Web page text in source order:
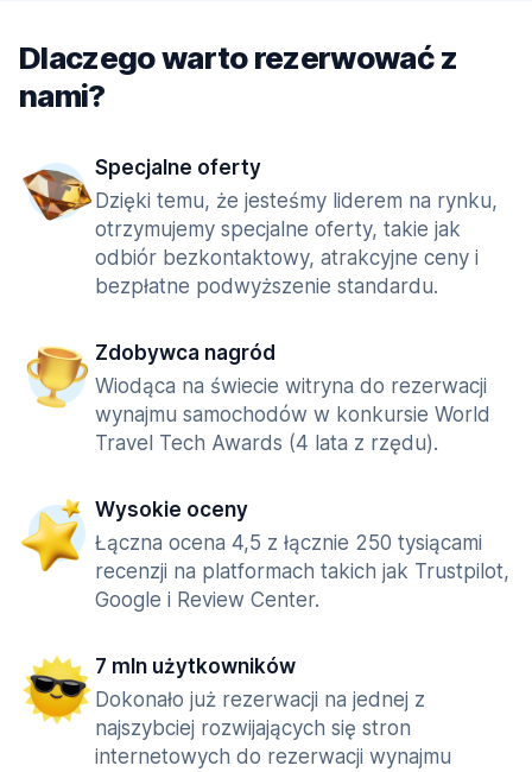
Dlaczego warto rezerwować z
nami?
Specjalne oferty
Dzięki temu, że jesteśmy liderem na rynku,
otrzymujemy specjalne oferty, takie jak
odbiór bezkontaktowy, atrakcyjne ceny i
bezpłatne podwyższenie standardu.
Zdobywca nagród
Wiodąca na świecie witryna do rezerwacji
wynajmu samochodów w konkursie World
Travel Tech Awards (4 lata z rzędu).
Wysokie oceny
Łączna ocena 4,5 z łącznie 250 tysiącami
recenzji na platformach takich jak Trustpilot,
Google i Review Center.
7 mln użytkowników
Dokonało już rezerwacji na jednej z
najszybciej rozwijających się stron
internetowych do rezerwacji wynajmu